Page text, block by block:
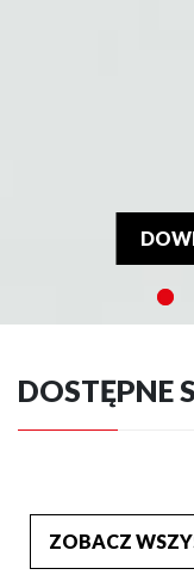
DOSTĘPNE
ZOBACZ